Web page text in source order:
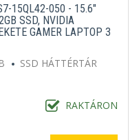
15QL42-050 - 15.6"
SSD, NVIDIA
GAMER LAPTOP 3
SSD HÁTTÉRTÁR
RAKTÁRON